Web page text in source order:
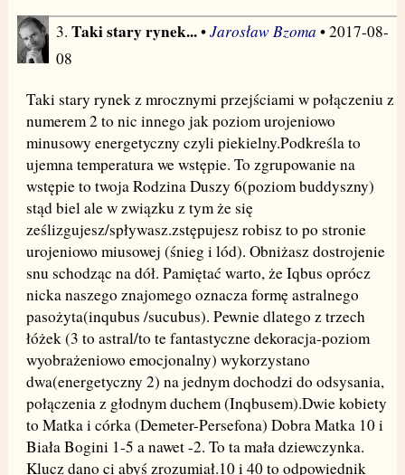
3. Taki stary rynek...•Jarosław Bzoma • 2017-08-
08
Taki stary rynek z mrocznymi przejściami w połączeniu z
numerem 2 to nic innego jak poziom urojeniowo
minusowy energetyczny czyli piekielny.Podkreśla to
ujemna temperatura we wstępie. To zgrupowanie na
wstępie to twoja Rodzina Duszy 6(poziom buddyszny)
stąd biel ale w związku z tym że się
ześlizgujesz/spływasz.zstępujesz robisz to po stronie
urojeniowo miusowej (śnieg i lód). Obniżasz dostrojenie
snu schodząc na dół. Pamiętać warto, że Iqbus oprócz
nicka naszego znajomego oznacza formę astralnego
pasożyta(inqubus /sucubus). Pewnie dlatego z trzech
łóżek (3 to astral/to te fantastyczne dekoracja-poziom
wyobrażeniowo emocjonalny) wykorzystano
dwa(energetyczny 2) na jednym dochodzi do odsysania,
połączenia z głodnym duchem (Inqbusem).Dwie kobiety
to Matka i córka (Demeter-Persefona) Dobra Matka 10 i
Biała Bogini 1-5 a nawet -2. To ta mała dziewczynka.
Klucz dano ci abyś zrozumiał.10 i 40 to odpowiednik